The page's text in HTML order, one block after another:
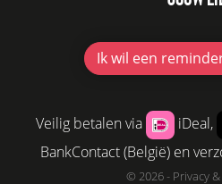
Jubileum
Cadeau idee
Origineel cadeau
Leuke cadeaus
Cadeau
Ik wil een
Veilig betalen via iDeal,
BankContact (België) en
© 2026 - Privacy